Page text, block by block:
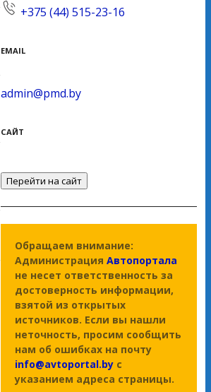
+375 (44) 515-23-16
EMAIL
admin@pmd.by
САЙТ
Перейти на сайт
Обращаем внимание:
Администрация Автопортала
не несет ответственность за
достоверность информации,
взятой из открытых
источников. Если вы нашли
неточность, просим сообщить
нам об ошибках на почту
info@avtoportal.by с
указанием адреса страницы.